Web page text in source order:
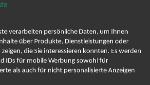
Hier können Sie sich abmelden ...
verarbeiten persönliche Daten, um Ihnen
über Produkte, Dienstleistungen oder
zeigen, die Sie interessieren könnten. Es werden
IDs für mobile Werbung sowohl für
als auch für nicht personalisierte Anzeigen